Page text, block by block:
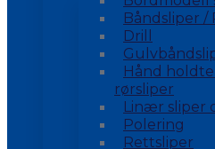
Båndsliper /
Drill
Hånd
rørsliper
Linær sliper
Polering
Rettsliper